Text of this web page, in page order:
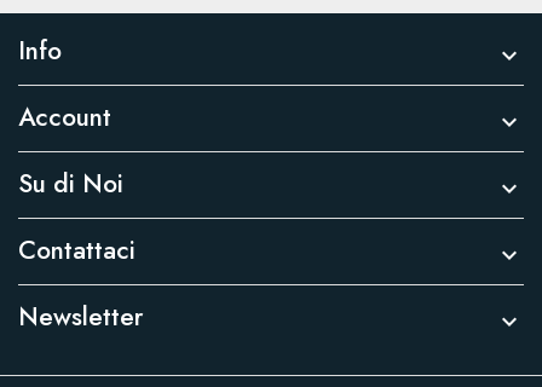
Info 
Account 
Su di Noi 
Contattaci 
Newsletter 